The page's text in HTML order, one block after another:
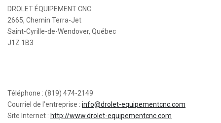
DROLET ÉQUIPEMENT CNC
2665, Chemin Terra-Jet
Saint-Cyrille-de-Wendover, Québec
J1Z 1B3
Téléphone : (819) 474-2149
Courriel de l’entreprise : info@drolet-equipementcnc.com
Site Internet : http://www.drolet-equipementcnc.com